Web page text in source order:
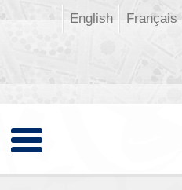
Français
English